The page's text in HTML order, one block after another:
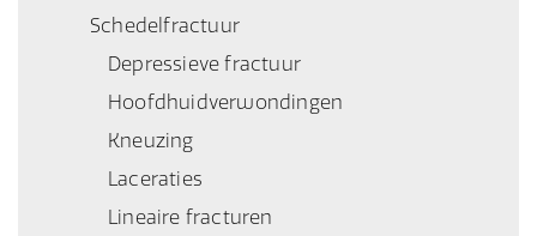
Schedelfractuur
Depressieve fractuur
Hoofdhuidverwondingen
Kneuzing
Laceraties
Lineaire fracturen